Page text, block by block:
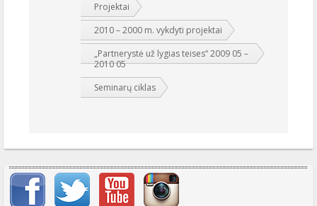
Projektai
2010 – 2000 m. vykdyti projektai
„Partnerystė už lygias teises“ 2009 05 –
2010 05
Seminarų ciklas
Svarbių įrašų meniu